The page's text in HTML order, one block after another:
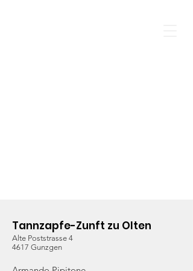
Tannzapfe-Zunft zu Olten
Alte Poststrasse 4
4617 Gunzgen